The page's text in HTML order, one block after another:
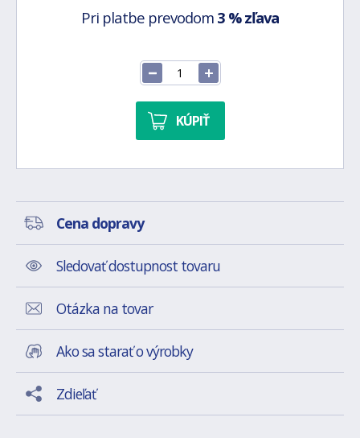
Pri platbe prevodom 3 % zľava
KÚPIŤ
Cena dopravy
Sledovať dostupnost tovaru
Otázka na tovar
Ako sa starať o výrobky
Zdieľať